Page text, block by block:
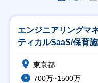
エンジニアリングマ
ティカルSaaS/保育
東京都
700万~1500万